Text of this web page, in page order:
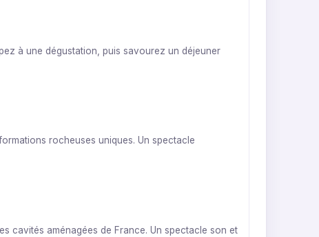
à une dégustation, puis savourez un déjeuner
rocheuses uniques. Un spectacle
cavités aménagées de France. Un spectacle son et